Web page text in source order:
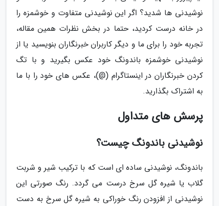
نوشیدنی ها شدید؟ اگر این نوشیدنی متفاوت و خوشمزه را
در خانه درست کردید، حتما در بخش نظرات همین مقاله،
تجربه خود را برای ما و دیگر کاربران خبرنگاران بنویسید یا از
نوشیدنی خوشمزه باندونگ خود عکس بگیرید و با تگ
کردن خبرنگاران در اینستاگرام (@)، عکس های خود را با ما
به اشتراک بگذارید.
پرسش های متداول
نوشیدنی باندونگ چیست؟
باندونگ، نوشیدنی ساده ای است که با ترکیب شیر و شربت
گلاب یا شیره گل سرخ درست می گردد. رنگ صورتی این
نوشیدنی از افزودن رنگ خوراکی به شیره گل سرخ به دست